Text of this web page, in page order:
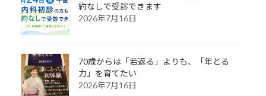
約なしで受診できます
2026年7月16日
70歳からは「若返る」よりも、「年とる
力」を育てたい
2026年7月16日